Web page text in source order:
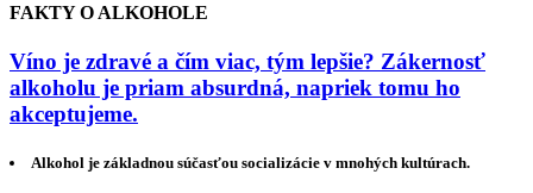
FAKTY O ALKOHOLE
Víno je zdravé a čím viac, tým lepšie? Zákernosť
alkoholu je priam absurdná, napriek tomu ho
akceptujeme.
Alkohol je základnou súčasťou socializácie v mnohých kultúrach.